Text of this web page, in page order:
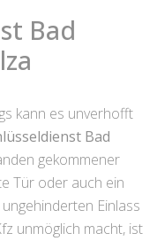
Bad
kann es unverhofft
Bad
gekommener
Tür oder auch ein
Einlass
unmöglich macht, ist